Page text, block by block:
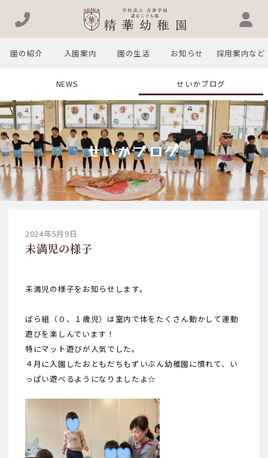
園の紹介 入園案内 園の生活 お知らせ 採用案内など
NEWS せいかブログ
せいかブログ
2024年5月9日
未満児の様子
未満児の様子をお知らせします。
ばら組（０、１歳児）は室内で体をたくさん動かして運動
遊びを楽しんでいます！
特にマット遊びが人気でした。
４月に入園したおともだちもずいぶん幼稚園に慣れて、い
っぱい遊べるようになりましたよ☆